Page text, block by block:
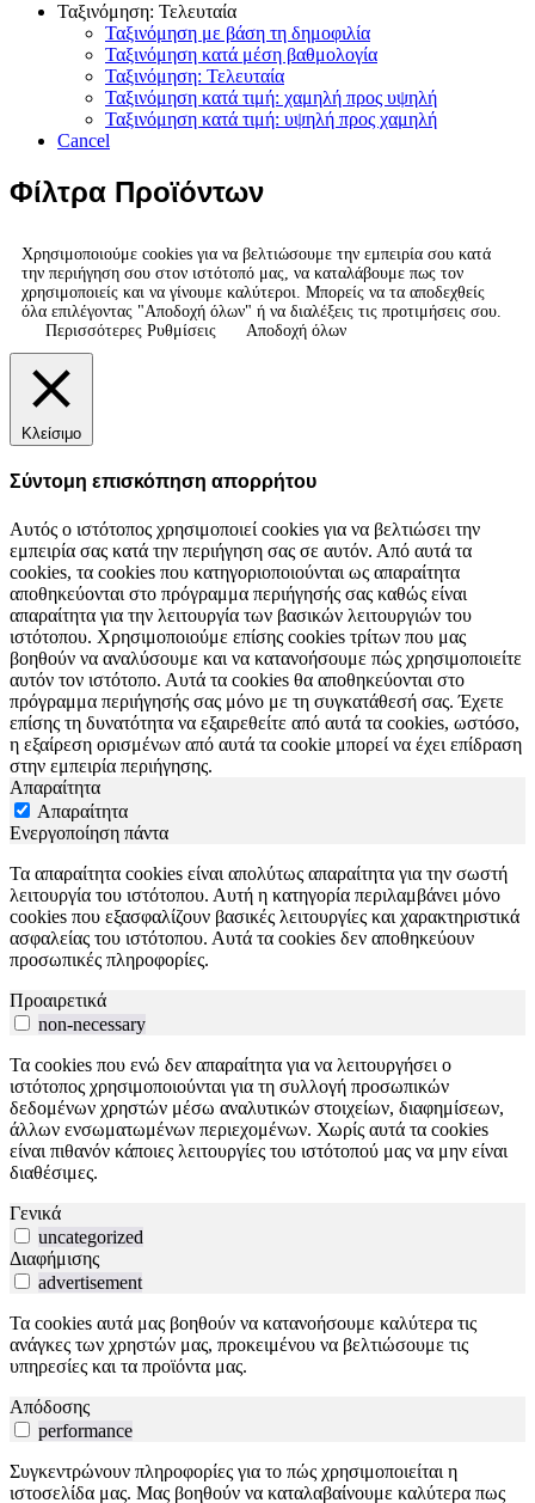
Ταξινόμηση: Τελευταία
Ταξινόμηση με βάση τη δημοφιλία
Ταξινόμηση κατά μέση βαθμολογία
Ταξινόμηση: Τελευταία
Ταξινόμηση κατά τιμή: χαμηλή προς υψηλή
Ταξινόμηση κατά τιμή: υψηλή προς χαμηλή
Cancel
Φίλτρα Προϊόντων
Χρησιμοποιούμε cookies για να βελτιώσουμε την εμπειρία σου κατά
την περιήγηση σου στον ιστότοπό μας, να καταλάβουμε πως τον
χρησιμοποιείς και να γίνουμε καλύτεροι. Μπορείς να τα αποδεχθείς
όλα επιλέγοντας "Αποδοχή όλων" ή να διαλέξεις τις προτιμήσεις σου.
Περισσότερες Ρυθμίσεις
Αποδοχή όλων
Κλείσιμο
Σύντομη επισκόπηση απορρήτου
Αυτός ο ιστότοπος χρησιμοποιεί cookies για να βελτιώσει την
εμπειρία σας κατά την περιήγηση σας σε αυτόν. Από αυτά τα
cookies, τα cookies που κατηγοριοποιούνται ως απαραίτητα
αποθηκεύονται στο πρόγραμμα περιήγησής σας καθώς είναι
απαραίτητα για την λειτουργία των βασικών λειτουργιών του
ιστότοπου. Χρησιμοποιούμε επίσης cookies τρίτων που μας
βοηθούν να αναλύσουμε και να κατανοήσουμε πώς χρησιμοποιείτε
αυτόν τον ιστότοπο. Αυτά τα cookies θα αποθηκεύονται στο
πρόγραμμα περιήγησής σας μόνο με τη συγκατάθεσή σας. Έχετε
επίσης τη δυνατότητα να εξαιρεθείτε από αυτά τα cookies, ωστόσο,
η εξαίρεση ορισμένων από αυτά τα cookie μπορεί να έχει επίδραση
στην εμπειρία περιήγησης.
Απαραίτητα
Απαραίτητα
Ενεργοποίηση πάντα
Τα απαραίτητα cookies είναι απολύτως απαραίτητα για την σωστή
λειτουργία του ιστότοπου. Αυτή η κατηγορία περιλαμβάνει μόνο
cookies που εξασφαλίζουν βασικές λειτουργίες και χαρακτηριστικά
ασφαλείας του ιστότοπου. Αυτά τα cookies δεν αποθηκεύουν
προσωπικές πληροφορίες.
Προαιρετικά
non-necessary
Τα cookies που ενώ δεν απαραίτητα για να λειτουργήσει ο
ιστότοπος χρησιμοποιούνται για τη συλλογή προσωπικών
δεδομένων χρηστών μέσω αναλυτικών στοιχείων, διαφημίσεων,
άλλων ενσωματωμένων περιεχομένων. Χωρίς αυτά τα cookies
είναι πιθανόν κάποιες λειτουργίες του ιστότοπού μας να μην είναι
διαθέσιμες.
Γενικά
uncategorized
Διαφήμισης
advertisement
Τα cookies αυτά μας βοηθούν να κατανοήσουμε καλύτερα τις
ανάγκες των χρηστών μας, προκειμένου να βελτιώσουμε τις
υπηρεσίες και τα προϊόντα μας.
Απόδοσης
performance
Συγκεντρώνουν πληροφορίες για το πώς χρησιμοποιείται η
ιστοσελίδα μας. Μας βοηθούν να καταλαβαίνουμε καλύτερα πως